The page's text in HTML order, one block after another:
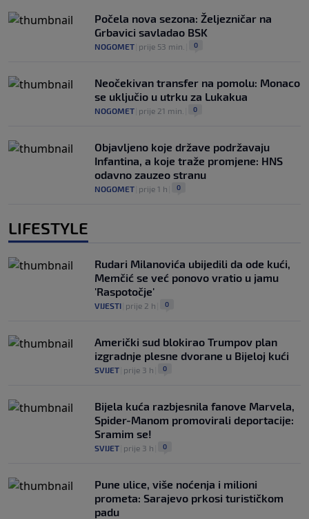
Počela nova sezona: Željezničar na
Grbavici savladao BSK
NOGOMET prije 53 min. 0
Neočekivan transfer na pomolu: Monaco
se uključio u utrku za Lukakua
NOGOMET prije 21 min. 0
Objavljeno koje države podržavaju
Infantina, a koje traže promjene: HNS
odavno zauzeo stranu
NOGOMET prije 1 h 0
LIFESTYLE
Rudari Milanovića ubijedili da ode kući,
Memčić se već ponovo vratio u jamu
'Raspotočje'
VIJESTI prije 2 h 0
Američki sud blokirao Trumpov plan
izgradnje plesne dvorane u Bijeloj kući
SVIJET prije 3 h 0
Bijela kuća razbjesnila fanove Marvela,
Spider-Manom promovirali deportacije:
Sramim se!
SVIJET prije 3 h 0
Pune ulice, više noćenja i milioni
prometa: Sarajevo prkosi turističkom
padu